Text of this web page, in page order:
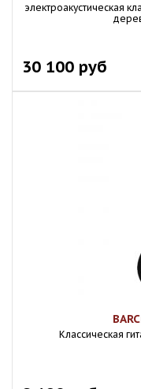
электроакустическая
30 100 руб
Классическая